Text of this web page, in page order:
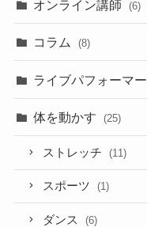
オンライン講師 (6)
コラム (8)
ライブパフォーマー
体を動かす (25)
ストレッチ (11)
スポーツ (1)
ダンス (6)